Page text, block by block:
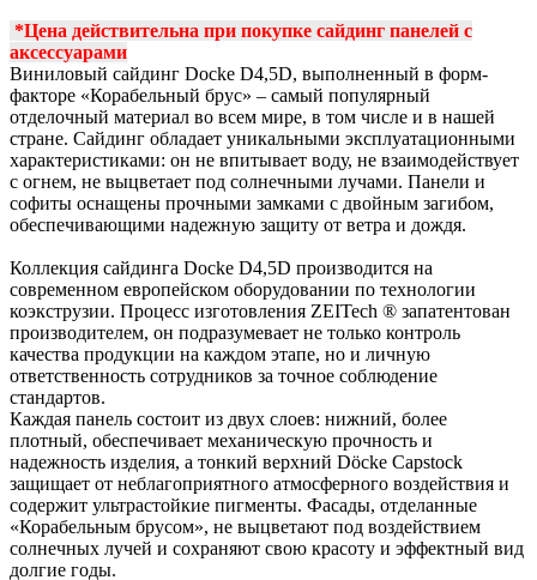
*Цена действительна при покупке сайдинг панелей с
аксессуарами
Виниловый сайдинг Docke D4,5D, выполненный в форм-
факторе «Корабельный брус» – самый популярный
отделочный материал во всем мире, в том числе и в нашей
стране. Сайдинг обладает уникальными эксплуатационными
характеристиками: он не впитывает воду, не взаимодействует
с огнем, не выцветает под солнечными лучами. Панели и
софиты оснащены прочными замками с двойным загибом,
обеспечивающими надежную защиту от ветра и дождя.
Коллекция сайдинга Docke D4,5D производится на
современном европейском оборудовании по технологии
коэкструзии. Процесс изготовления ZEITech ® запатентован
производителем, он подразумевает не только контроль
качества продукции на каждом этапе, но и личную
ответственность сотрудников за точное соблюдение
стандартов.
Каждая панель состоит из двух слоев: нижний, более
плотный, обеспечивает механическую прочность и
надежность изделия, а тонкий верхний Döcke Capstock
защищает от неблагоприятного атмосферного воздействия и
содержит ультрастойкие пигменты. Фасады, отделанные
«Корабельным брусом», не выцветают под воздействием
солнечных лучей и сохраняют свою красоту и эффектный вид
долгие годы.